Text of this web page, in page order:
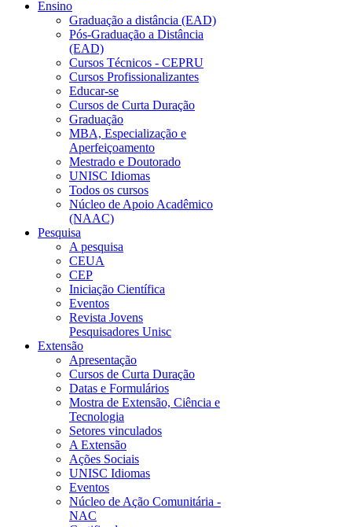
Ensino
Graduação a distância (EAD)
Pós-Graduação a Distância
(EAD)
Cursos Técnicos - CEPRU
Cursos Profissionalizantes
Educar-se
Cursos de Curta Duração
Graduação
MBA, Especialização e
Aperfeiçoamento
Mestrado e Doutorado
UNISC Idiomas
Todos os cursos
Núcleo de Apoio Acadêmico
(NAAC)
Pesquisa
A pesquisa
CEUA
CEP
Iniciação Científica
Eventos
Revista Jovens
Pesquisadores Unisc
Extensão
Apresentação
Cursos de Curta Duração
Datas e Formulários
Mostra de Extensão, Ciência e
Tecnologia
Setores vinculados
A Extensão
Ações Sociais
UNISC Idiomas
Eventos
Núcleo de Ação Comunitária -
NAC